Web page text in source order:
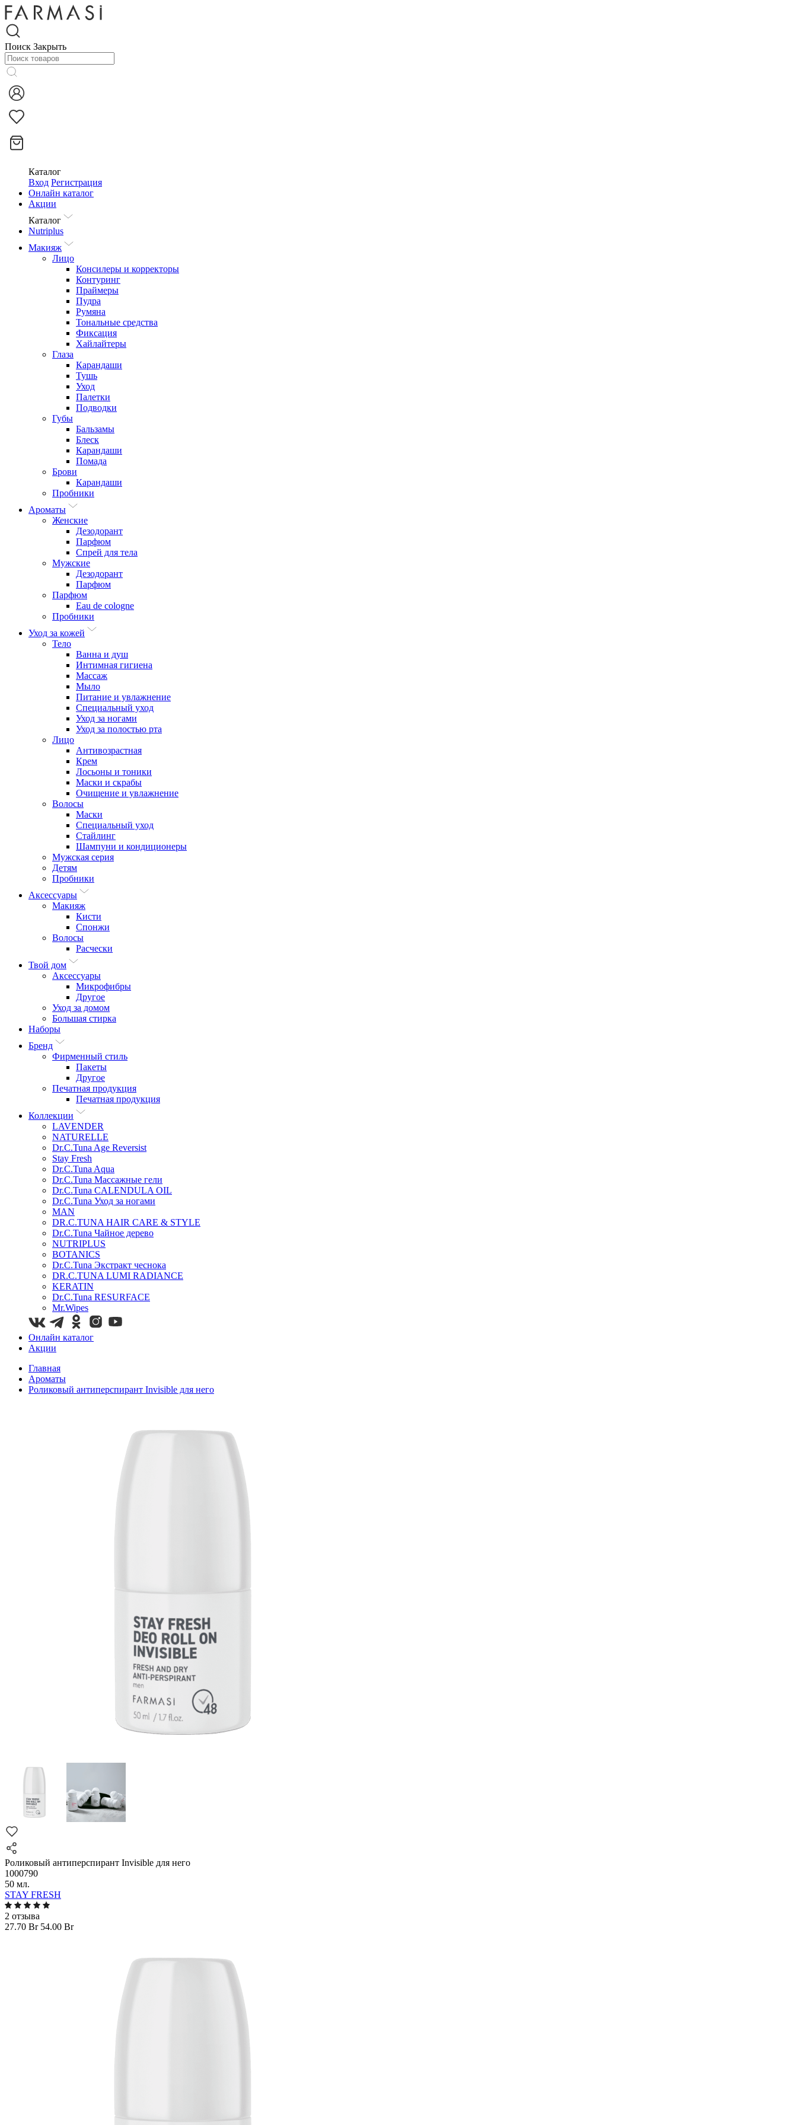
Поиск Закрыть
Каталог
Вход Регистрация
Онлайн каталог
Акции
Каталог
Nutriplus
Макияж
Лицо
Консилеры и корректоры
Контуринг
Праймеры
Пудра
Румяна
Тональные средства
Фиксация
Хайлайтеры
Глаза
Карандаши
Тушь
Уход
Палетки
Подводки
Губы
Бальзамы
Блеск
Карандаши
Помада
Брови
Карандаши
Пробники
Ароматы
Женские
Дезодорант
Парфюм
Спрей для тела
Мужские
Дезодорант
Парфюм
Парфюм
Eau de cologne
Пробники
Уход за кожей
Тело
Ванна и душ
Интимная гигиена
Массаж
Мыло
Питание и увлажнение
Специальный уход
Уход за ногами
Уход за полостью рта
Лицо
Антивозрастная
Крем
Лосьоны и тоники
Маски и скрабы
Очищение и увлажнение
Волосы
Маски
Специальный уход
Стайлинг
Шампуни и кондиционеры
Мужская серия
Детям
Пробники
Аксессуары
Макияж
Кисти
Спонжи
Волосы
Расчески
Твой дом
Аксессуары
Микрофибры
Другое
Уход за домом
Большая стирка
Наборы
Бренд
Фирменный стиль
Пакеты
Другое
Печатная продукция
Печатная продукция
Коллекции
LAVENDER
NATURELLE
Dr.C.Tuna Age Reversist
Stay Fresh
Dr.C.Tuna Aqua
Dr.C.Tuna Массажные гели
Dr.C.Tuna CALENDULA OIL
Dr.C.Tuna Уход за ногами
MAN
DR.C.TUNA HAIR CARE & STYLE
Dr.C.Tuna Чайное дерево
NUTRIPLUS
BOTANICS
Dr.C.Tuna Экстракт чеснока
DR.C.TUNA LUMI RADIANCE
KERATIN
Dr.C.Tuna RESURFACE
Mr.Wipes
Онлайн каталог
Акции
Главная
Ароматы
Роликовый антиперспирант Invisible для него
Роликовый антиперспирант Invisible для него
1000790
50 мл.
STAY FRESH
2 отзыва
27.70 Br 54.00 Br